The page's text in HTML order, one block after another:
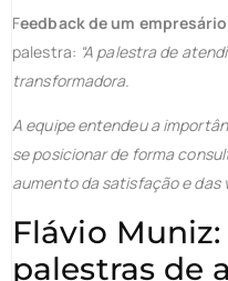
Feedback de um
palestra: “A palestra de
transformadora.
A equipe entendeu a
se posicionar de forma
aumento da satisfação e das
Flávio
palestras de